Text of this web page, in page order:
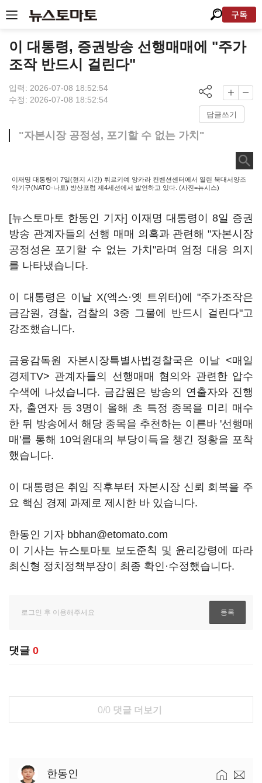
구독
이 대통령, 증권방송 선행매매에 "주가
조작 반드시 걸린다"
입력: 2026-07-08 18:52:54
수정: 2026-07-08 18:52:54
답글쓰기
"자본시장 공정성, 포기할 수 없는 가치"
이재명 대통령이 7일(현지 시간) 튀르키예 앙카라 컨벤션센터에서 열린 북대서양조
약기구(NATO·나토) 방산포럼 제4세션에서 발언하고 있다. (사진=뉴시스)
[뉴스토마토 한동인 기자] 이재명 대통령이 8일 증권
방송 관계자들의 선행 매매 의혹과 관련해 "자본시장
공정성은 포기할 수 없는 가치"라며 엄정 대응 의지
를 나타냈습니다.
이 대통령은 이날 X(엑스·옛 트위터)에 "주가조작은
금감원, 경찰, 검찰의 3중 그물에 반드시 걸린다"고
강조했습니다.
금융감독원 자본시장특별사법경찰국은 이날 <매일
경제TV> 관계자들의 선행매매 혐의와 관련한 압수
수색에 나섰습니다. 금감원은 방송의 연출자와 진행
자, 출연자 등 3명이 올해 초 특정 종목을 미리 매수
한 뒤 방송에서 해당 종목을 추천하는 이른바 '선행매
매'를 통해 10억원대의 부당이득을 챙긴 정황을 포착
했습니다.
이 대통령은 취임 직후부터 자본시장 신뢰 회복을 주
요 핵심 경제 과제로 제시한 바 있습니다.
한동인 기자 bbhan@etomato.com
이 기사는 뉴스토마토 보도준칙 및 윤리강령에 따라
최신형 정치정책부장이 최종 확인·수정했습니다.
댓글 0
0/0 댓글 더보기
한동인